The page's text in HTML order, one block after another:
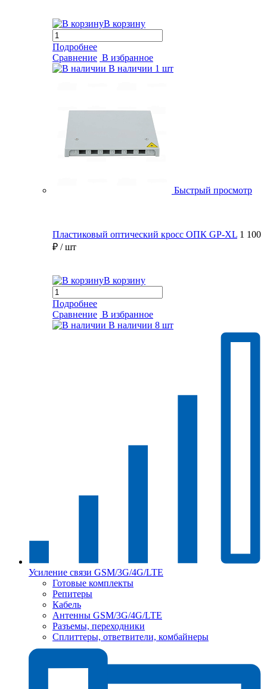
В корзину
Подробнее
Сравнение В избранное
В наличии 1 шт
Быстрый просмотр
Пластиковый оптический кросс ОПК GP-XL 1 100
₽ / шт
В корзину
Подробнее
Сравнение В избранное
В наличии 8 шт
Усиление связи GSM/3G/4G/LTE
Готовые комплекты
Репитеры
Кабель
Антенны GSM/3G/4G/LTE
Разъемы, переходники
Сплиттеры, ответвители, комбайнеры